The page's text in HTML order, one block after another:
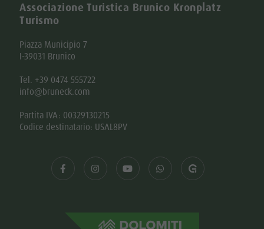
Associazione Turistica Brunico Kronplatz
Turismo
Piazza Municipio 7
I-39031 Brunico
Tel. +39 0474 555722
info@bruneck.com
Partita IVA: 00329130215
Codice destinatario: USAL8PV